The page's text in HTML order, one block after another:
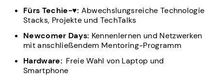
Fürs Techie-♥: Abwechslungsreiche Technologie
Stacks, Projekte und TechTalks
Newcomer Days: Kennenlernen und Netzwerken
mit anschließendem Mentoring-Programm
Hardware: Freie Wahl von Laptop und
Smartphone